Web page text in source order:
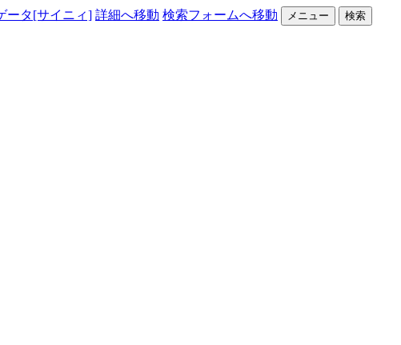
ータ[サイニィ] 詳細へ移動 検索フォームへ移動 メニュー 検索